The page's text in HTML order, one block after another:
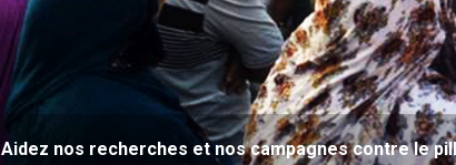
Aidez nos recherches et nos campagnes contre le